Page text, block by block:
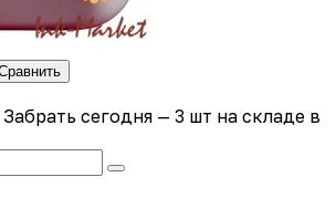
Забрать сегодня — 3 шт на складе в